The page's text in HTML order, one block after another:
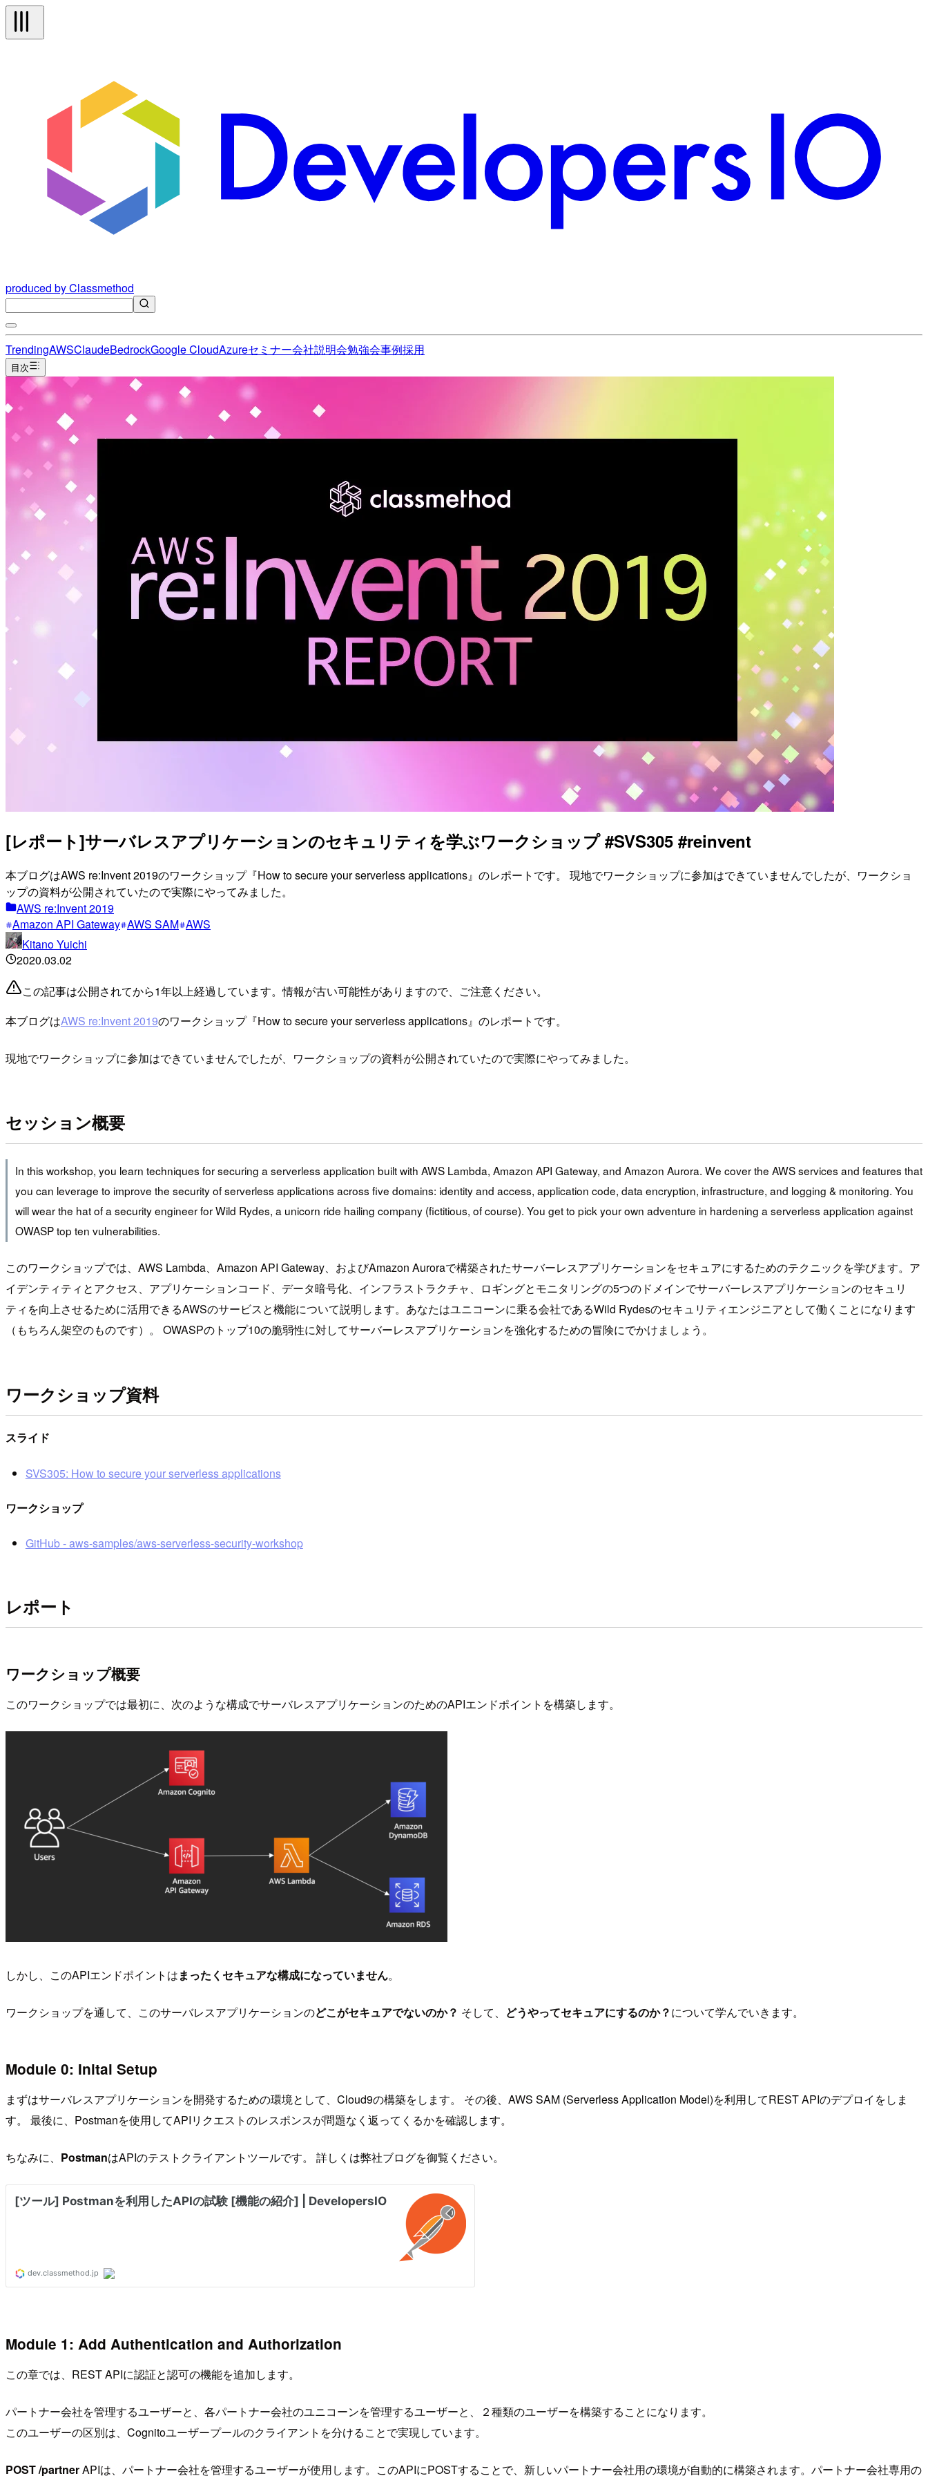
produced by Classmethod
TrendingAWSClaudeBedrockGoogle CloudAzureセミナー会社説明会勉強会事例採用
目次
[レポート]サーバレスアプリケーションのセキュリティを学ぶワークショップ #SVS305 #reinvent
本ブログはAWS re:Invent 2019のワークショップ『How to secure your serverless applications』のレポートです。 現地でワークショップに参加はできていませんでしたが、ワークショ
ップの資料が公開されていたので実際にやってみました。
AWS re:Invent 2019
Amazon API Gateway AWS SAM AWS
Kitano Yuichi
2020.03.02
この記事は公開されてから1年以上経過しています。情報が古い可能性がありますので、ご注意ください。
本ブログはAWS re:Invent 2019のワークショップ『How to secure your serverless applications』のレポートです。
現地でワークショップに参加はできていませんでしたが、ワークショップの資料が公開されていたので実際にやってみました。
セッション概要
In this workshop, you learn techniques for securing a serverless application built with AWS Lambda, Amazon API Gateway, and Amazon Aurora. We cover the AWS services and features that
you can leverage to improve the security of serverless applications across five domains: identity and access, application code, data encryption, infrastructure, and logging & monitoring. You
will wear the hat of a security engineer for Wild Rydes, a unicorn ride hailing company (fictitious, of course). You get to pick your own adventure in hardening a serverless application against
OWASP top ten vulnerabilities.
このワークショップでは、AWS Lambda、Amazon API Gateway、およびAmazon Auroraで構築されたサーバーレスアプリケーションをセキュアにするためのテクニックを学びます。ア
イデンティティとアクセス、アプリケーションコード、データ暗号化、インフラストラクチャ、ロギングとモニタリングの5つのドメインでサーバーレスアプリケーションのセキュリ
ティを向上させるために活用できるAWSのサービスと機能について説明します。あなたはユニコーンに乗る会社であるWild Rydesのセキュリティエンジニアとして働くことになります
（もちろん架空のものです）。 OWASPのトップ10の脆弱性に対してサーバーレスアプリケーションを強化するための冒険にでかけましょう。
ワークショップ資料
スライド
SVS305: How to secure your serverless applications
ワークショップ
GitHub - aws-samples/aws-serverless-security-workshop
レポート
ワークショップ概要
このワークショップでは最初に、次のような構成でサーバレスアプリケーションのためのAPIエンドポイントを構築します。
しかし、このAPIエンドポイントはまったくセキュアな構成になっていません。
ワークショップを通して、このサーバレスアプリケーションのどこがセキュアでないのか？ そして、 どうやってセキュアにするのか？について学んでいきます。
Module 0: Inital Setup
まずはサーバレスアプリケーションを開発するための環境として、Cloud9の構築をします。 その後、AWS SAM (Serverless Application Model)を利用してREST APIのデプロイをしま
す。 最後に、Postmanを使用してAPIリクエストのレスポンスが問題なく返ってくるかを確認します。
ちなみに、 PostmanはAPIのテストクライアントツールです。 詳しくは弊社ブログを御覧ください。
Module 1: Add Authentication and Authorization
この章では、REST APIに認証と認可の機能を追加します。
パートナー会社を管理するユーザーと、各パートナー会社のユニコーンを管理するユーザーと、２種類のユーザーを構築することになります。
このユーザーの区別は、Cognitoユーザープールのクライアントを分けることで実現しています。
POST /partnerAPIは、パートナー会社を管理するユーザーが使用します。このAPIにPOSTすることで、新しいパートナー会社用の環境が自動的に構築されます。パートナー会社専用の